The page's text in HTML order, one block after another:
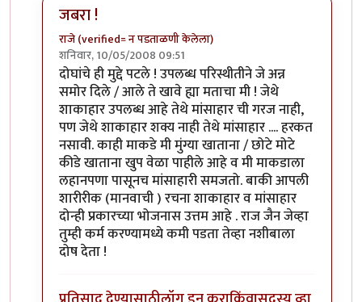
जबरा !
राजे (verified= न पडताळणी केलेला)
शनिवार, 10/05/2008 09:51
In reply toशाकाहार-मांसाहार....byप्रभाकर पेठकर
दोघांचे ही मुद्दे पटले ! उपलब्ध परिस्थीतीने जे अन्न
समोर दिले / आले ते खावे ह्या मताचा मी ! जेथे
शाकाहार उपलब्ध आहे तेथे मांसाहार ची गरज नाही,
पण जेथे शाकाहार शक्य नाही तेथे मांसाहार .... हरकत
नसावी. काही माकडे मी मुंग्या खाताना / छोटे मोटे
कीडे खाताना खुप वेळा पाहीले आहे व मी माकडाला
लहानपणा पासूनच मांसाहारी समजतो. बाकी आपली
शारीरीक (मानवाची ) रचना शाकाहार व मांसाहार
दोन्ही प्रकारच्या भोजनास उत्तम आहे . राज जैन जेव्हा
तुम्ही कर्म करण्यामध्ये कमी पडता तेव्हा नशीबाला
दोष देता !